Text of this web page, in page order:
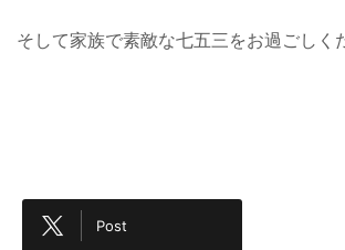
そして家族で素敵な七五三をお過ごしく
Post